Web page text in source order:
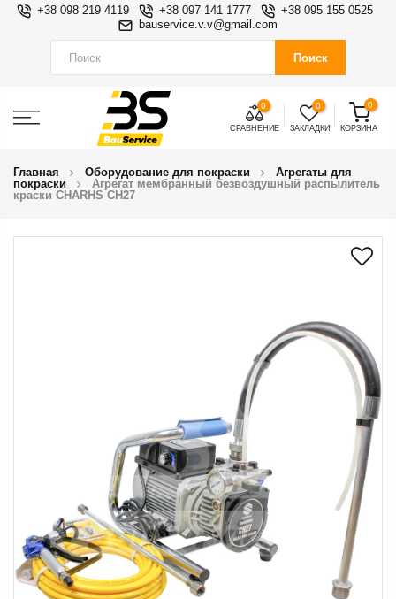
+38 098 219 4119 +38 097 141 1777
+38 095 155 0525
bauservice.v.v@gmail.com
Поиск
0
СРАВНЕНИЕ
0
ЗАКЛАДКИ
0
КОРЗИНА
Главная Оборудование для покраски
Агрегаты для
покраски
Агрегат мембранный безвоздушный распылитель
краски CHARHS CH27